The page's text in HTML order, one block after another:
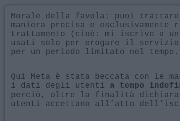
Morale della favola: puoi
maniera precisa e
trattamento (cioè: mi iscrivo a
usati solo per erogare il
per un periodo limitato nel tempo.
Qui Meta è stata beccata con le
i dati degli utenti a tempo
perciò, oltre la finalità
utenti accettano all’atto